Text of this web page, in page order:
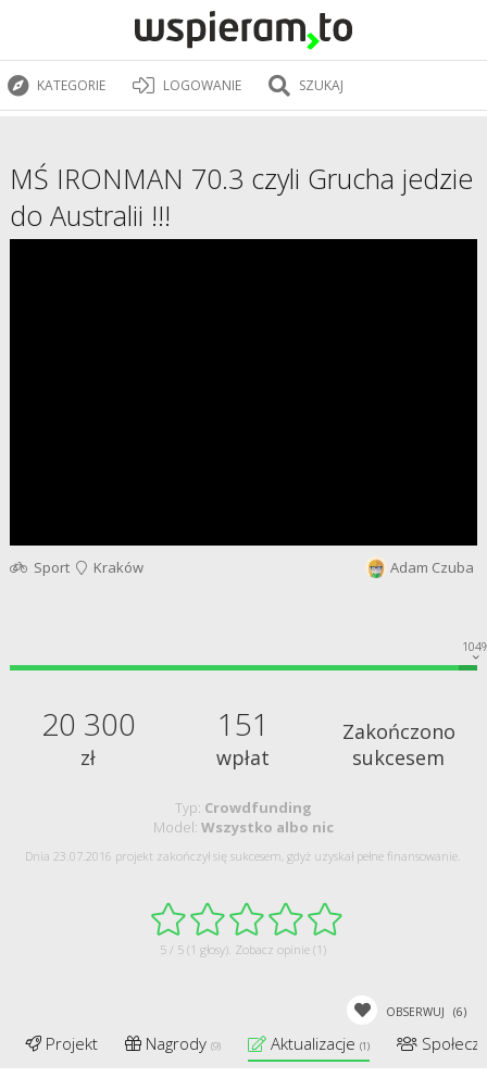
KATEGORIE LOGOWANIE SZUKAJ
MŚ IRONMAN 70.3 czyli Grucha jedzie
do Australii !!!
Sport Kraków Adam Czuba
20 300
zł
151
wpłat
Zakończono
sukcesem
Typ: Crowdfunding
Model: Wszystko albo nic
Dnia 23.07.2016 projekt zakończył się sukcesem, gdyż uzyskał pełne finansowanie.
5 / 5 (1 głosy). Zobacz opinie (1)
OBSERWUJ (6)
Projekt Nagrody(9) Aktualizacje(1)